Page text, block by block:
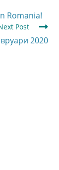
Romania!
Post
2020